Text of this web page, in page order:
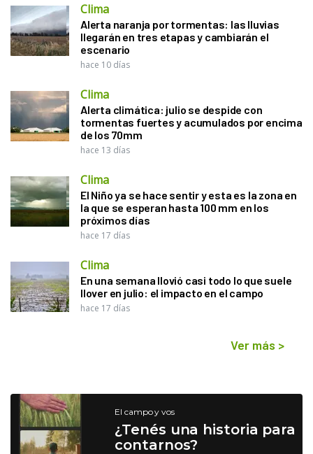
Clima
Alerta naranja por tormentas: las lluvias
llegarán en tres etapas y cambiarán el
escenario
hace 10 días
Clima
Alerta climática: julio se despide con
tormentas fuertes y acumulados por encima
de los 70mm
hace 13 días
Clima
El Niño ya se hace sentir y esta es la zona en
la que se esperan hasta 100 mm en los
próximos días
hace 17 días
Clima
En una semana llovió casi todo lo que suele
llover en julio: el impacto en el campo
hace 17 días
Ver más >
El campo y vos
¿Tenés una historia para
contarnos?